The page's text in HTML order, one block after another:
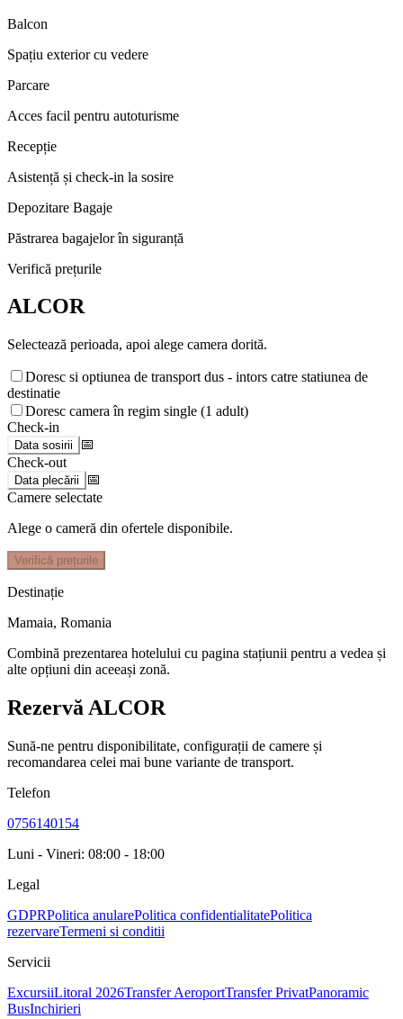
Balcon
Spațiu exterior cu vedere
Parcare
Acces facil pentru autoturisme
Recepție
Asistență și check-in la sosire
Depozitare Bagaje
Păstrarea bagajelor în siguranță
Verifică prețurile
ALCOR
Selectează perioada, apoi alege camera dorită.
Doresc si optiunea de transport dus - intors catre statiunea de
destinatie
Doresc camera în regim single (1 adult)
Check-in
Data sosirii
📅
Check-out
Data plecării
📅
Camere selectate
Alege o cameră din ofertele disponibile.
Verifică prețurile
Destinație
Mamaia, Romania
Combină prezentarea hotelului cu pagina stațiunii pentru a vedea și
alte opțiuni din aceeași zonă.
Rezervă ALCOR
Sună-ne pentru disponibilitate, configurații de camere și
recomandarea celei mai bune variante de transport.
Telefon
0756140154
Luni - Vineri: 08:00 - 18:00
Legal
GDPRPolitica anularePolitica confidentialitatePolitica
rezervareTermeni si conditii
Servicii
ExcursiiLitoral 2026Transfer AeroportTransfer PrivatPanoramic
BusInchirieri